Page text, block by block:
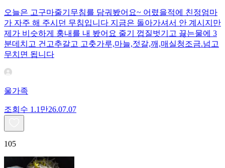
오늘은 고구마줄기무침를 담궈봤어요~ 어렸을적에 친정엄마
가 자주 해 주시던 무침입니다 지금은 돌아가셔서 안 계시지만
제가 비슷하게 훙내를 내 봤어요 줄기 껍질벗기고 끓는물에 3
분데치고 건고추갈고 고춧가루,마늘,젓갈,깨,매실청조금.넘고
무치면 됩니다
울가족
조회수 1.1만26.07.07
105